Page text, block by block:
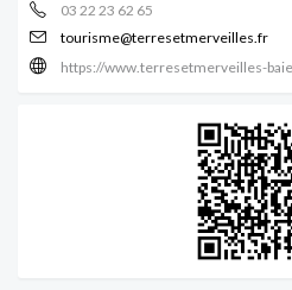
03 22 23 62 65
tourisme@terresetmerveilles.fr
https://www.terresetmerveilles-